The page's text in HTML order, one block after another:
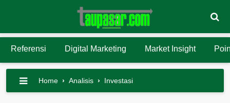
Referensi Digital Marketing Market Insight
Home › Analisis › Investasi